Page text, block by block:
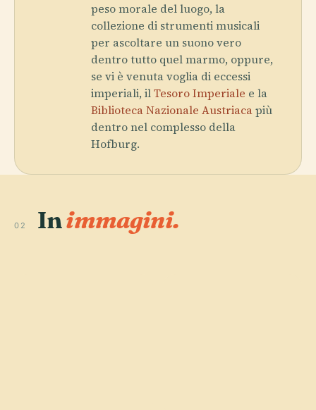
peso morale del luogo, la
collezione di strumenti musicali
per ascoltare un suono vero
dentro tutto quel marmo, oppure,
se vi è venuta voglia di eccessi
imperiali, ilTesoro Imperiale e la
Biblioteca Nazionale Austriacapiù
dentro nel complesso della
Hofburg.
02 Inimmagini.